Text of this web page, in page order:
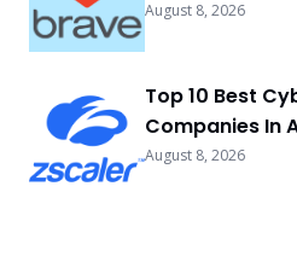
August 8, 2026
Top 10 Best
Companies In
August 8, 2026